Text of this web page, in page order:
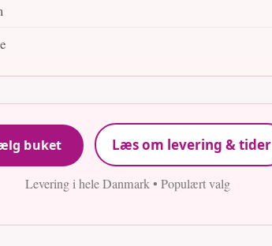
buket Læs om levering & tider
Levering i hele Danmark • Populært valg